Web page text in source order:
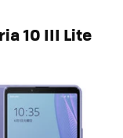
10 III Lite